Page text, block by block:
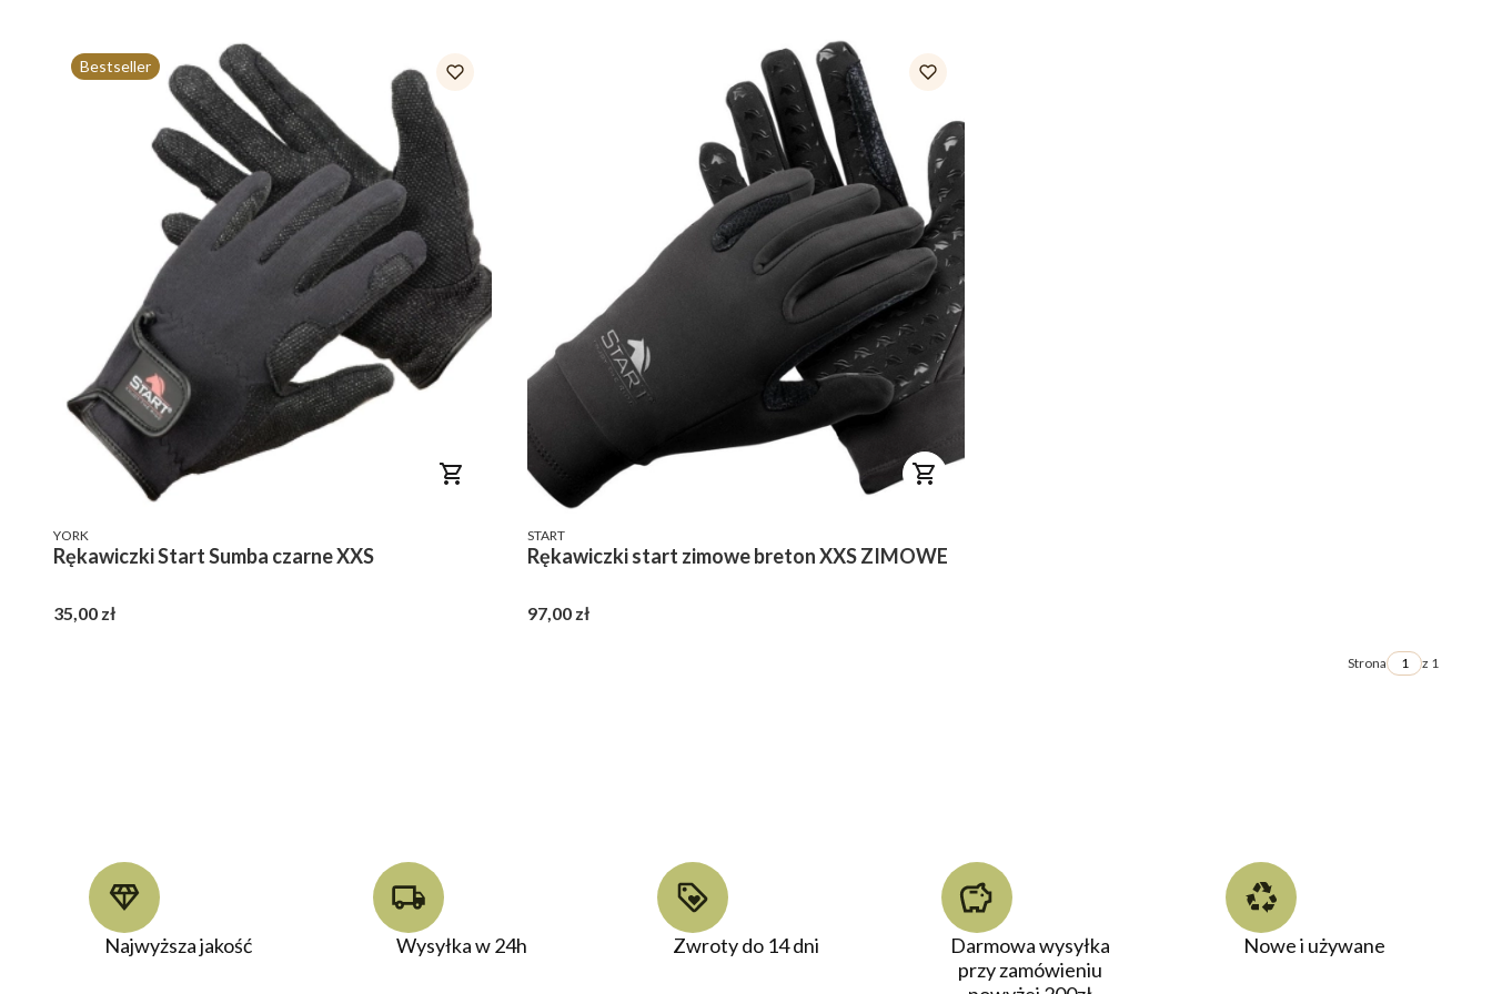
Bestseller
PRODUCENT
YORK
Rękawiczki Start Sumba czarne XXS
Cena
35,00 zł
PRODUCENT
START
Rękawiczki start zimowe breton XXS ZIMOWE
Cena
97,00 zł
Strona z 1
Najwyższa jakość Wysyłka w 24h Zwroty do 14 dni
Darmowa wysyłka
przy zamówieniu
Nowe i używane